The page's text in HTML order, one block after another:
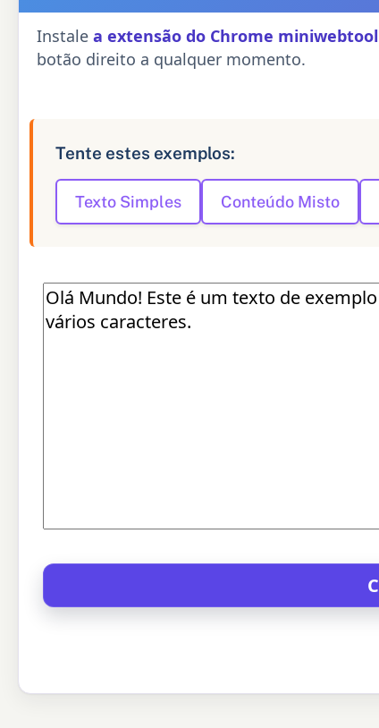
Instale a extensão do Chrome miniwebtool
botão direito a qualquer momento.
Tente estes exemplos:
Texto Simples Conteúdo Misto